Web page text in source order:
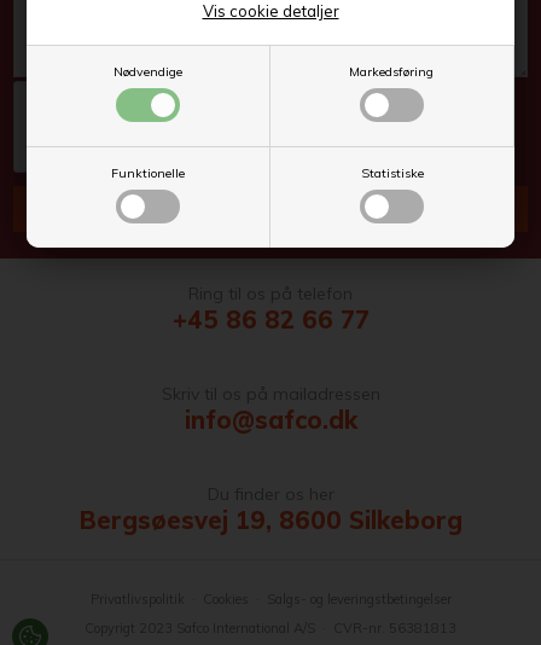
Nødvendige Markedsføring
Funktionelle Statistiske
Vis cookie detaljer
+45 86 82 66 77
info@safco.dk
Bergsøesvej 19, 8600 Silkeborg